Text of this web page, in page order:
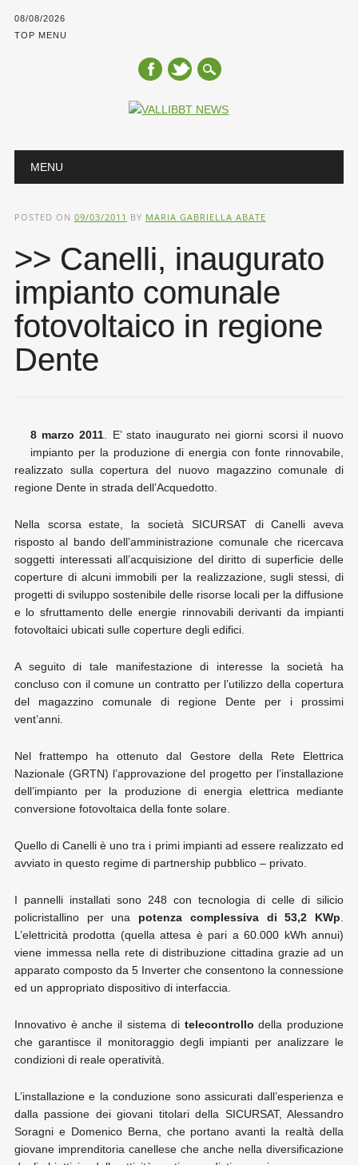
08/08/2026
TOP MENU
Main menu
MENU
POSTED ON 09/03/2011 BY MARIA GABRIELLA ABATE
>> Canelli, inaugurato
impianto comunale
fotovoltaico in regione
Dente
8 marzo 2011 . E’ stato inaugurato nei giorni scorsi il nuovo
impianto per la produzione di energia con fonte rinnovabile,
realizzato sulla copertura del nuovo magazzino comunale di
regione Dente in strada dell’Acquedotto.
Nella scorsa estate, la società SICURSAT di Canelli aveva
risposto al bando dell’amministrazione comunale che ricercava
soggetti interessati all’acquisizione del diritto di superficie delle
coperture di alcuni immobili per la realizzazione, sugli stessi, di
progetti di sviluppo sostenibile delle risorse locali per la diffusione
e lo sfruttamento delle energie rinnovabili derivanti da impianti
fotovoltaici ubicati sulle coperture degli edifici.
A seguito di tale manifestazione di interesse la società ha
concluso con il comune un contratto per l’utilizzo della copertura
del magazzino comunale di regione Dente per i prossimi
vent’anni.
Nel frattempo ha ottenuto dal Gestore della Rete Elettrica
Nazionale (GRTN) l’approvazione del progetto per l’installazione
dell’impianto per la produzione di energia elettrica mediante
conversione fotovoltaica della fonte solare.
Quello di Canelli è uno tra i primi impianti ad essere realizzato ed
avviato in questo regime di partnership pubblico – privato.
I pannelli installati sono 248 con tecnologia di celle di silicio
policristallino per una potenza complessiva di 53,2 KWp
L’elettricità prodotta (quella attesa è pari a 60.000 kWh annui)
viene immessa nella rete di distribuzione cittadina grazie ad un
apparato composto da 5 Inverter che consentono la connessione
ed un appropriato dispositivo di interfaccia.
Innovativo è anche il sistema ditelecontrollodella produzione
che garantisce il monitoraggio degli impianti per analizzare le
condizioni di reale operatività.
L’installazione e la conduzione sono assicurati dall’esperienza e
dalla passione dei giovani titolari della SICURSAT, Alessandro
Soragni e Domenico Berna, che portano avanti la realtà della
giovane imprenditoria canellese che anche nella diversificazione